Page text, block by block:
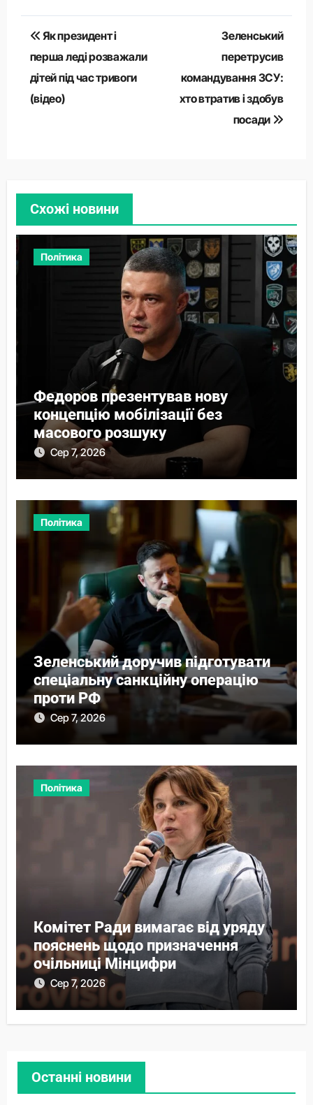
Навігація
записів
Як президент і
перша леді розважали
дітей під час тривоги
(відео)
Зеленський
перетрусив
командування ЗСУ:
хто втратив і здобув
посади
Схожі новини
Політика
Федоров презентував нову
концепцію мобілізації без
масового розшуку
Сер 7, 2026
Політика
Зеленський доручив підготувати
спеціальну санкційну операцію
проти РФ
Сер 7, 2026
Політика
Комітет Ради вимагає від уряду
пояснень щодо призначення
очільниці Мінцифри
Сер 7, 2026
Останні новини